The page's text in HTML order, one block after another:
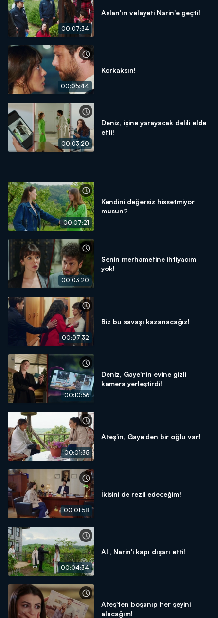
00:07:34
Aslan'ın velayeti Narin'e geçti!
00:05:44
Korkaksın!
00:03:20
Deniz, işine yarayacak delili elde
etti!
00:07:21
Kendini değersiz hissetmiyor
musun?
00:03:20
Senin merhametine ihtiyacım
yok!
00:07:32
Biz bu savaşı kazanacağız!
00:10:56
Deniz, Gaye'nin evine gizli
kamera yerleştirdi!
00:01:35
Ateş'in, Gaye'den bir oğlu var!
00:01:58
İkisini de rezil edeceğim!
00:04:34
Ali, Narin'i kapı dışarı etti!
Ateş'ten boşanıp her şeyini
alacağım!